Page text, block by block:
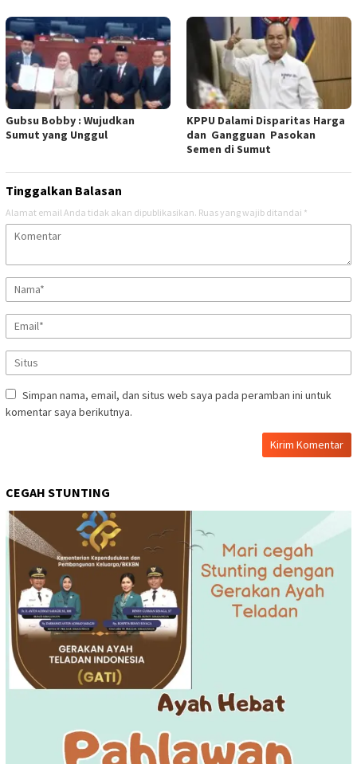
Gubsu Bobby : Wujudkan
Sumut yang Unggul
KPPU Dalami Disparitas Harga
dan Gangguan Pasokan
Semen di Sumut
Tinggalkan Balasan
Alamat email Anda tidak akan dipublikasikan. Ruas yang wajib ditandai *
Simpan nama, email, dan situs web saya pada peramban ini untuk
komentar saya berikutnya.
CEGAH STUNTING